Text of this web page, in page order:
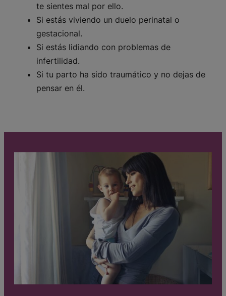
te sientes mal por ello.
Si estás viviendo un duelo perinatal o
gestacional.
Si estás lidiando con problemas de
infertilidad.
Si tu parto ha sido traumático y no dejas de
pensar en él.